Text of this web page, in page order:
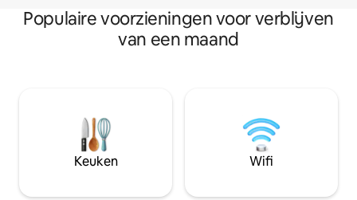
Populaire voorzieningen voor verblijven
van een maand
Keuken Wifi